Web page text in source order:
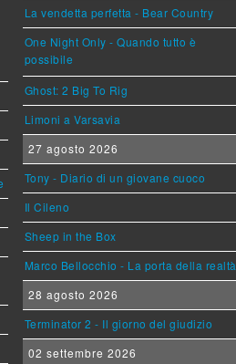
La vendetta perfetta - Bear Country
One Night Only - Quando tutto è
possibile
Ghost: 2 Big To Rig
Limoni a Varsavia
27 agosto 2026
Tony - Diario di un giovane cuoco
Il Cileno
Sheep in the Box
Marco Bellocchio - La porta della realtà
28 agosto 2026
Terminator 2 - Il giorno del giudizio
02 settembre 2026